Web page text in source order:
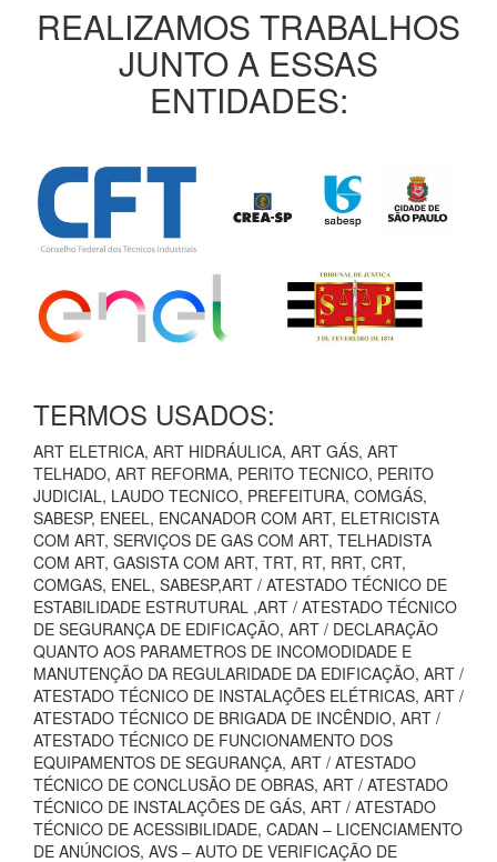
REALIZAMOS TRABALHOS
JUNTO A ESSAS
ENTIDADES:
TERMOS USADOS:
ART ELETRICA, ART HIDRÁULICA, ART GÁS, ART
TELHADO, ART REFORMA, PERITO TECNICO, PERITO
JUDICIAL, LAUDO TECNICO, PREFEITURA, COMGÁS,
SABESP, ENEEL, ENCANADOR COM ART, ELETRICISTA
COM ART, SERVIÇOS DE GAS COM ART, TELHADISTA
COM ART, GASISTA COM ART, TRT, RT, RRT, CRT,
COMGAS, ENEL, SABESP,ART / ATESTADO TÉCNICO DE
ESTABILIDADE ESTRUTURAL ,ART / ATESTADO TÉCNICO
DE SEGURANÇA DE EDIFICAÇÃO, ART / DECLARAÇÃO
QUANTO AOS PARAMETROS DE INCOMODIDADE E
MANUTENÇÃO DA REGULARIDADE DA EDIFICAÇÃO, ART /
ATESTADO TÉCNICO DE INSTALAÇÕES ELÉTRICAS, ART /
ATESTADO TÉCNICO DE BRIGADA DE INCÊNDIO, ART /
ATESTADO TÉCNICO DE FUNCIONAMENTO DOS
EQUIPAMENTOS DE SEGURANÇA, ART / ATESTADO
TÉCNICO DE CONCLUSÃO DE OBRAS, ART / ATESTADO
TÉCNICO DE INSTALAÇÕES DE GÁS, ART / ATESTADO
TÉCNICO DE ACESSIBILIDADE, CADAN – LICENCIAMENTO
DE ANÚNCIOS, AVS – AUTO DE VERIFICAÇÃO DE